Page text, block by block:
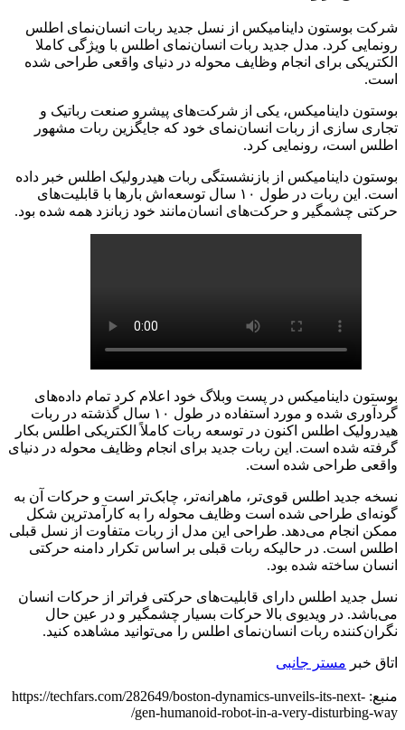
شرکت بوستون داینامیکس از نسل جدید ربات انسان‌نمای اطلس
رونمایی کرد. مدل جدید ربات انسان‌نمای اطلس با ویژگی کاملا
الکتریکی برای انجام وظایف محوله در دنیای واقعی طراحی شده
است.
بوستون داینامیکس، یکی از شرکت‌های پیشرو صنعت رباتیک و
تجاری سازی از ربات انسان‌نمای خود که جایگزین ربات مشهور
اطلس است، رونمایی کرد.
بوستون داینامیکس از بازنشستگی ربات هیدرولیک اطلس خبر داده
است. این ربات در طول ۱۰ سال توسعه‌اش بارها با قابلیت‌های
حرکتی چشمگیر و حرکت‌های انسان‌مانند خود زبانزد همه شده بود.
بوستون داینامیکس در پست وبلاگ خود اعلام کرد تمام داده‌های
گردآوری شده و مورد استفاده در طول ۱۰ سال گذشته در ربات
هیدرولیک اطلس اکنون در توسعه ربات کاملاً الکتریکی اطلس بکار
گرفته شده است. این ربات جدید برای انجام وظایف محوله در دنیای
واقعی طراحی شده است.
نسخه جدید اطلس قوی‌تر، ماهرانه‌تر، چابک‌تر است و حرکات آن به
گونه‌ای طراحی شده است وظایف محوله را به کارآمدترین شکل
ممکن انجام می‌دهد. طراحی این مدل از ربات متفاوت از نسل قبلی
اطلس است. در حالیکه ربات قبلی بر اساس تکرار دامنه حرکتی
انسان ساخته شده بود.
نسل جدید اطلس دارای قابلیت‌های حرکتی فراتر از حرکات انسان
می‌باشد. در ویدیوی بالا حرکات بسیار چشمگیر و در عین حال
نگران‌کننده ربات انسان‌نمای اطلس را می‌توانید مشاهده کنید.
اتاق خبر مستر جانبی
منبع: https://techfars.com/282649/boston-dynamics-unveils-its-next-
gen-humanoid-robot-in-a-very-disturbing-way/